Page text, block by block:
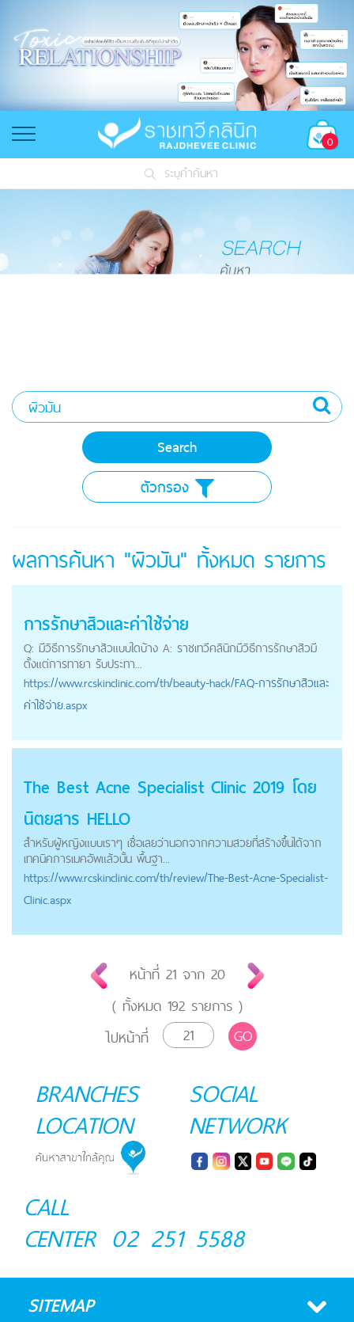
0
ระบุคำค้นหา
ตัวกรอง
ผลการค้นหา "ผิวมัน" ทั้งหมด รายการ
การรักษาสิวและค่าใช้จ่าย
Q: มีวิธีการรักษาสิวแบบใดบ้าง A: ราชเทวีคลินิกมีวิธีการรักษาสิวมี
ตั้งแต่การทายา รับประทา...
https://www.rcskinclinic.com/th/beauty-hack/FAQ-การรักษาสิวและ
ค่าใช้จ่าย.aspx
The Best Acne Specialist Clinic 2019 โดย
นิตยสาร HELLO
สำหรับผู้หญิงแบบเราๆ เชื่อเลยว่านอกจากความสวยที่สร้างขึ้นได้จาก
เทคนิคการเมคอัพแล้วนั้น พื้นฐา...
https://www.rcskinclinic.com/th/review/The-Best-Acne-Specialist-
Clinic.aspx
หน้าที่ 21จาก 20
( ทั้งหมด 192รายการ )
ไปหน้าที่
GO
BRANCHES
LOCATION
SOCIAL
NETWORK
CALL
CENTER 02 251 5588
SITEMAP